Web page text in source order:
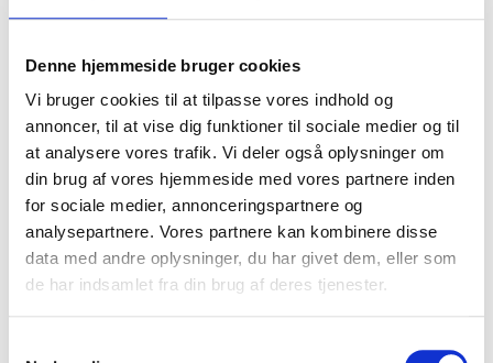
Denne hjemmeside bruger cookies
Vi bruger cookies til at tilpasse vores indhold og
annoncer, til at vise dig funktioner til sociale medier og til
at analysere vores trafik. Vi deler også oplysninger om
din brug af vores hjemmeside med vores partnere inden
for sociale medier, annonceringspartnere og
analysepartnere. Vores partnere kan kombinere disse
data med andre oplysninger, du har givet dem, eller som
de har indsamlet fra din brug af deres tjenester.
Hvilken tråd farve ønsker du?
Tilkøb kr.0.00
Ialtkr.549.00